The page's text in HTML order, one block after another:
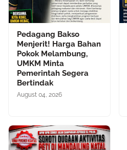
Pedagang Bakso
Menjerit! Harga Bahan
Pokok Melambung,
UMKM Minta
Pemerintah Segera
Bertindak
August 04, 2026